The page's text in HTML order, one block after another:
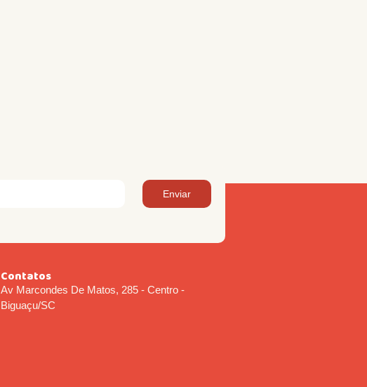
Enviar
Contatos
Av Marcondes De Matos, 285 - Centro -
Biguaçu/SC